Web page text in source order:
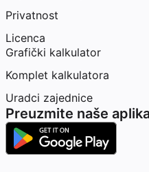
Privatnost
Licenca
Grafički kalkulator
Komplet kalkulatora
Uradci zajednice
Preuzmite naše